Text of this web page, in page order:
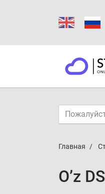
Главная
O’z